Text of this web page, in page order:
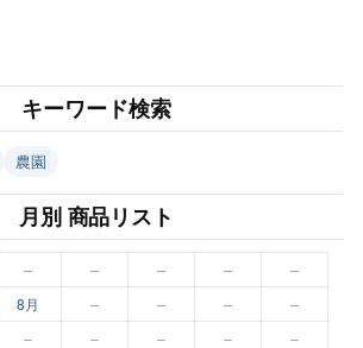
キーワード検索
農園
月別 商品リスト
– – – –
–
8月 – – – –
– – – –
–